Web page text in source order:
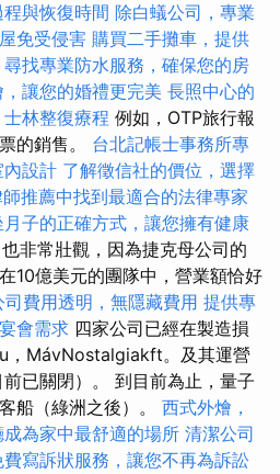
與恢復時間 除白蟻公司，專業
免受侵害 購買二手攤車，提供
尋找專業防水服務，確保您的房
讓您的婚禮更完美 長照中心的
士林整復療程 例如，OTP旅行報
的銷售。 台北記帳士事務所專
設計 了解徵信社的價位，選擇
推薦中找到最適合的法律專家
子的正確方式，讓您擁有健康
非常壯觀，因為捷克母公司的
10億美元的團隊中，營業額恰好
司費用透明，無隱藏費用 提供專
會需求 四家公司已經在製造損
，MávNostalgiakft。及其運營
已關閉）。 到目前為止，量子
船（綠洲之後）。 西式外燴，
為家中最舒適的場所 清潔公司
費寫訴狀服務，讓您不再為訴訟